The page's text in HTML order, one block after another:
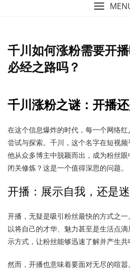
千川如何涨粉需要开
必经之路吗？
千川涨粉之谜：开播
在这个信息爆炸的时代，每一个网络
尝试与探索。千川，这个名字在短视
他从众多博主中脱颖而出，成为粉丝眼
闭关修炼？这是一个值得深思的问题。
开播：展示自我，还是
开播，无疑是吸引粉丝最快的方式之
以将自己的才华、魅力甚至是生活点
示方式，让粉丝能够迅速了解并产生共
然而，开播也意味着要面对无尽的喧